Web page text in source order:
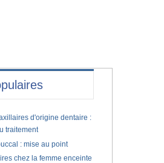
d'origine dentaire :
traitement
: mise au point
chez la femme enceinte